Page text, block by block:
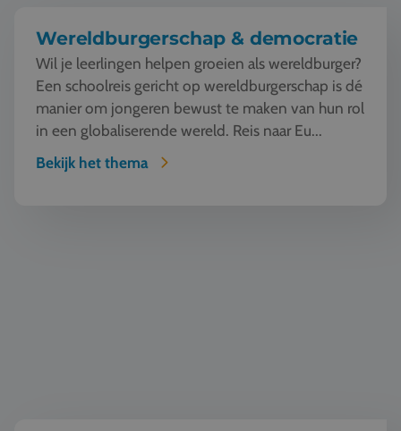
Wereldburgerschap & democratie
Wil je leerlingen helpen groeien als wereldburger?
Een schoolreis gericht op wereldburgerschap is dé
manier om jongeren bewust te maken van hun rol
in een globaliserende wereld. Reis naar Eu...
Bekijk het thema